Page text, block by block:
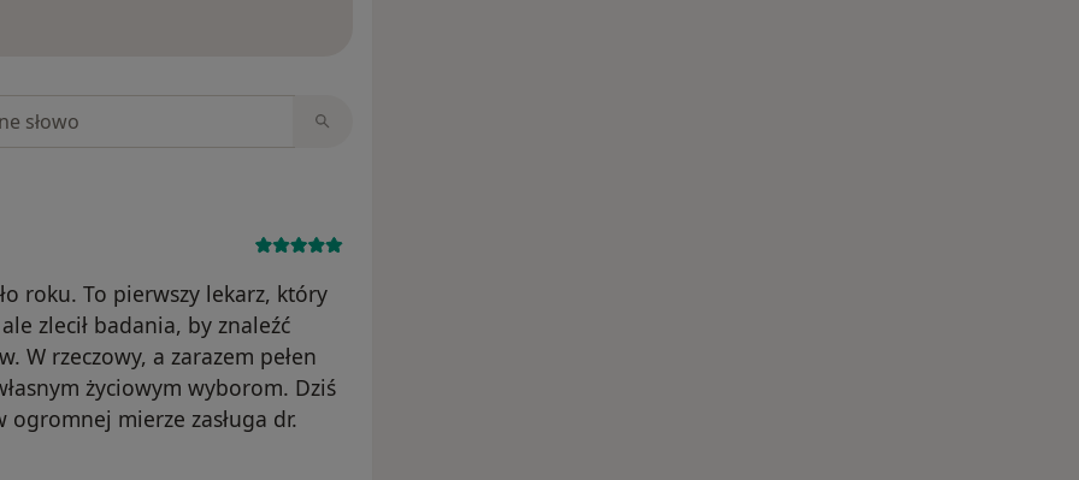
roku. To pierwszy lekarz, który
zlecił badania, by znaleźć
W rzeczowy, a zarazem pełen
życiowym wyborom. Dziś
mierze zasługa dr.